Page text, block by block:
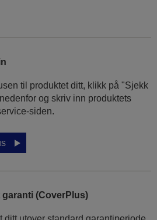
til produktet ditt, klikk på "Sjekk
og skriv inn produktets
siden.
(CoverPlus)